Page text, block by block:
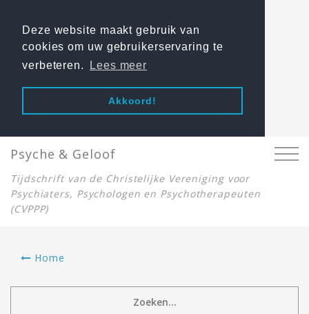
Deze website maakt gebruik van
cookies om uw gebruikerservaring te
verbeteren.
Lees meer
Akkoord!
Psyche & Geloof
Tijdschrift van de Christelijke Vereniging voor
Psychiaters, Psychologen en Psychotherapeuten
(CVPPP)
Home